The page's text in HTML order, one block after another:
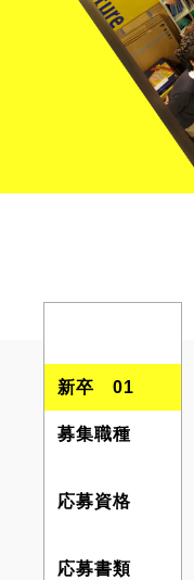
新卒 01
募集職種
応募資格
応募書類